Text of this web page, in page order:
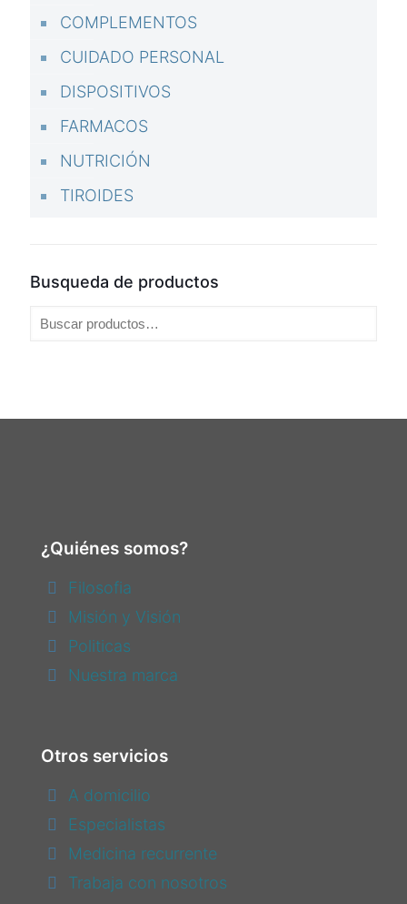
COMPLEMENTOS
CUIDADO PERSONAL
DISPOSITIVOS
FARMACOS
NUTRICIÓN
TIROIDES
Busqueda de productos
¿Quiénes somos?
Filosofia
Misión y Visión
Politicas
Nuestra marca
Otros servicios
A domicilio
Especialistas
Medicina recurrente
Trabaja con nosotros